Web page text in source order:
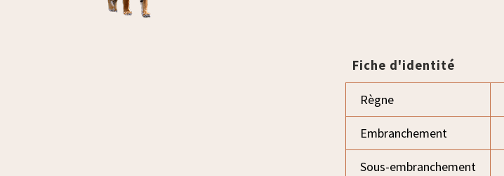
Fiche d'identité
Règne
Embranchement
Sous-embranchement